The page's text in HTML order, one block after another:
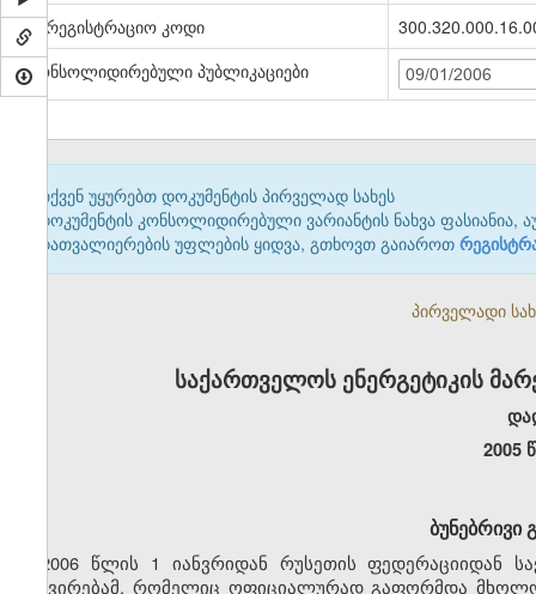
სარეგისტრაციო კოდი
კონსოლიდირებული პუბლიკაციები
09/01/2006
თქვენ უყურებთ დოკუმენტის პირველად სახეს
დოკუმენტის კონსოლიდირებული ვარიანტის ნახვა ფასიანია,
დათვალიერების უფლების ყიდვა, გთხოვთ გაიაროთ
პირველადი
საქართველოს ენერგეტიკის
2005
ბუნებრივი
2006 წლის 1 იანვრიდან რუსეთის ფედერაციიდან
გაძვირებამ, რომელიც ოფიციალურად გაფორმდა